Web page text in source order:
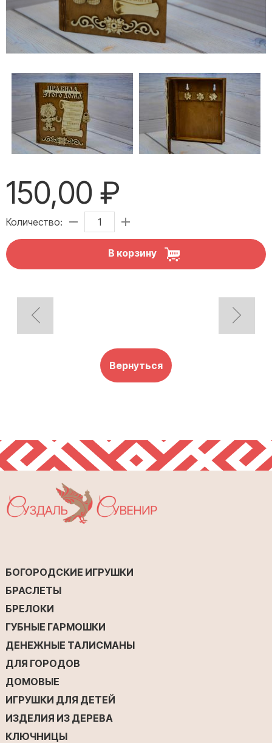
150,00 ₽
Количество:
В корзину
Вернуться
БОГОРОДСКИЕ ИГРУШКИ
БРАСЛЕТЫ
БРЕЛОКИ
ГУБНЫЕ ГАРМОШКИ
ДЕНЕЖНЫЕ ТАЛИСМАНЫ
ДЛЯ ГОРОДОВ
ДОМОВЫЕ
ИГРУШКИ ДЛЯ ДЕТЕЙ
ИЗДЕЛИЯ ИЗ ДЕРЕВА
КЛЮЧНИЦЫ